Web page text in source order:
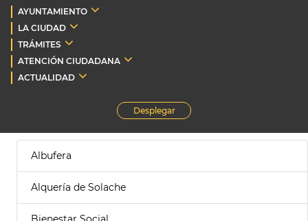
AYUNTAMIENTO
LA CIUDAD
TRÁMITES
ATENCIÓN CIUDADANA
ACTUALIDAD
Desplegar
Albufera
Alquería de Solache